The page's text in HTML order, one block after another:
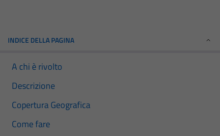
INDICE DELLA PAGINA
A chi è rivolto
Descrizione
Copertura Geografica
Come fare